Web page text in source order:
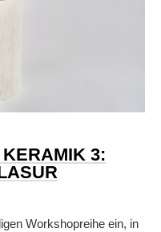
3:
Workshopreihe ein, in